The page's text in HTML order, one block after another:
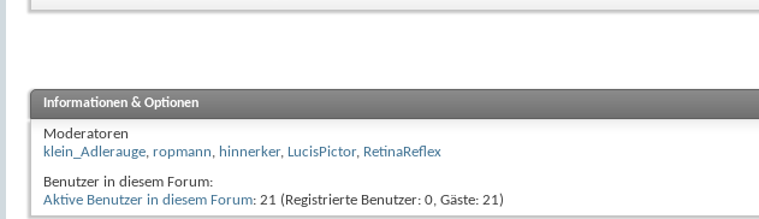
Informationen & Optionen
Moderatoren
klein_Adlerauge, ropmann, hinnerker, LucisPictor, RetinaReflex
Benutzer in diesem Forum:
Aktive Benutzer in diesem Forum: 21 (Registrierte Benutzer: 0, Gäste: 21)